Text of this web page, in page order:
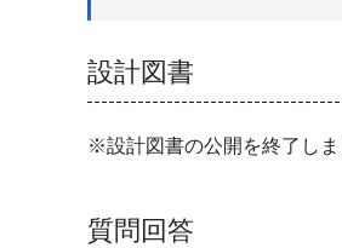
設計図書
※設計図書の公開を終了しま
質問回答